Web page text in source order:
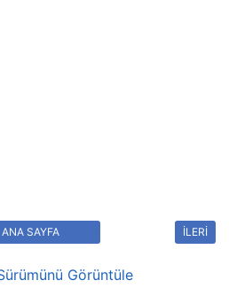
İLERİ
ANA SAYFA
Görüntüle